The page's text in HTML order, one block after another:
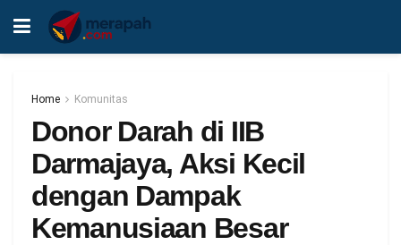
Home Komunitas
Donor Darah di IIB
Darmajaya, Aksi Kecil
dengan Dampak
Kemanusiaan Besar